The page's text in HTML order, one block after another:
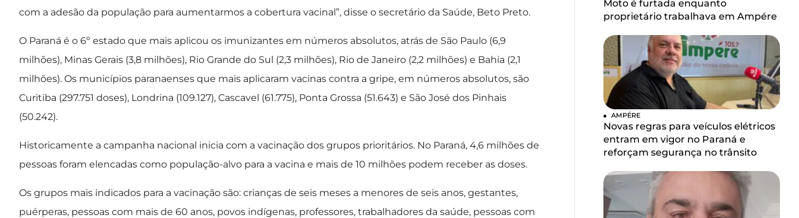
com a adesão da população para aumentarmos a cobertura vacinal”, disse o secretário da Saúde, Beto Preto.
O Paraná é o 6º estado que mais aplicou os imunizantes em números absolutos, atrás de São Paulo (6,9
milhões), Minas Gerais (3,8 milhões), Rio Grande do Sul (2,3 milhões), Rio de Janeiro (2,2 milhões) e Bahia (2,1
milhões). Os municípios paranaenses que mais aplicaram vacinas contra a gripe, em números absolutos, são
Curitiba (297.751 doses), Londrina (109.127), Cascavel (61.775), Ponta Grossa (51.643) e São José dos Pinhais
(50.242).
Historicamente a campanha nacional inicia com a vacinação dos grupos prioritários. No Paraná, 4,6 milhões de
pessoas foram elencadas como população-alvo para a vacina e mais de 10 milhões podem receber as doses.
Os grupos mais indicados para a vacinação são: crianças de seis meses a menores de seis anos, gestantes,
puérperas, pessoas com mais de 60 anos, povos indígenas, professores, trabalhadores da saúde, pessoas com
Moto é furtada enquanto
proprietário trabalhava em Ampére
AMPÉRE
Novas regras para veículos elétricos
entram em vigor no Paraná e
reforçam segurança no trânsito